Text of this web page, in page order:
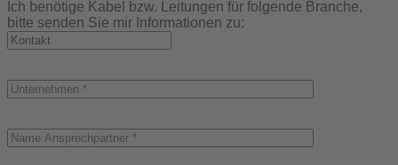
Ich benötige Kabel bzw. Leitungen für folgende Branche,
bitte senden Sie mir Informationen zu: